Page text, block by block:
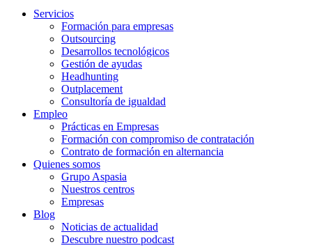
Servicios
Formación para empresas
Outsourcing
Desarrollos tecnológicos
Gestión de ayudas
Headhunting
Outplacement
Consultoría de igualdad
Empleo
Prácticas en Empresas
Formación con compromiso de contratación
Contrato de formación en alternancia
Quienes somos
Grupo Aspasia
Nuestros centros
Empresas
Blog
Noticias de actualidad
Descubre nuestro podcast